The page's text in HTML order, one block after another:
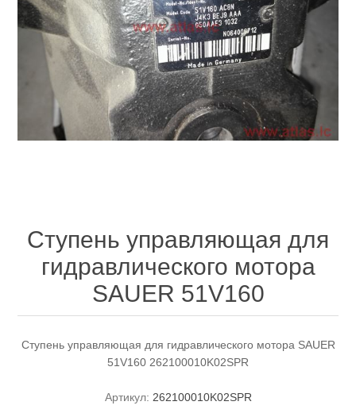
Ступень управляющая для
гидравлического мотора
SAUER 51V160
Ступень управляющая для гидравлического мотора SAUER
51V160 262100010K02SPR
Артикул: 262100010K02SPR